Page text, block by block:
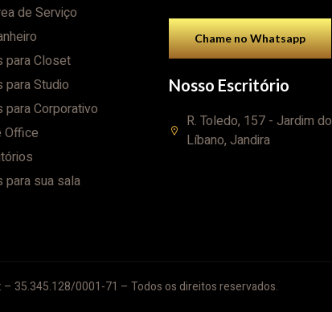
de Serviço
para Closet
Studio
Corporativo
Office
para sua sala
Chame no Whatsapp
Nosso Escritório
R. Toledo, 157 - Jardim do
Líbano, Jandira
– 35.345.128/0001-71 – Todos os direitos reservados.